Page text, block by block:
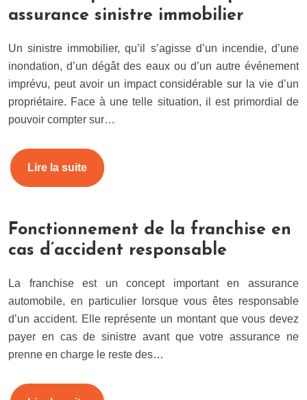
assurance sinistre immobilier
Un sinistre immobilier, qu’il s’agisse d’un incendie, d’une
inondation, d’un dégât des eaux ou d’un autre événement
imprévu, peut avoir un impact considérable sur la vie d’un
propriétaire. Face à une telle situation, il est primordial de
pouvoir compter sur…
Lire la suite
Fonctionnement de la franchise en
cas d’accident responsable
La franchise est un concept important en assurance
automobile, en particulier lorsque vous êtes responsable
d’un accident. Elle représente un montant que vous devez
payer en cas de sinistre avant que votre assurance ne
prenne en charge le reste des…